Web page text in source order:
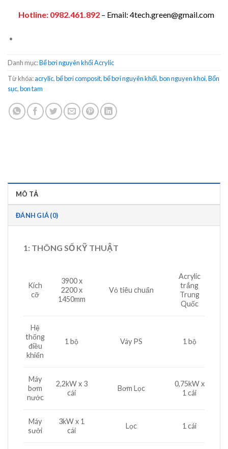
Hotline: 0982.461.892– Email: 4tech.green@gmail.com
Danh mục:Bể bơi nguyên khối Acrylic
Từ khóa:acrylic,bể bơi composit,bể bơi nguyên khối,bon nguyen khoi,Bổn
sục,bon tam
MÔ TẢ
ĐÁNH GIÁ (0)
1: THÔNG SỐ KỸ THUẬT
Kích
cỡ
3900 x
2200 x
1450mm
Vỏ tiêu chuẩn
Acrylic
trắng
Trung
Quốc
Hệ
thống
điều
khiển
1 bộ Váy PS 1 bộ
Máy
bơm
nước
2,2kW x 3
cái
Bơm Lọc
0,75kW x
1 cái
Máy
sưởi
3kW x 1
cái
Lọc 1 cái